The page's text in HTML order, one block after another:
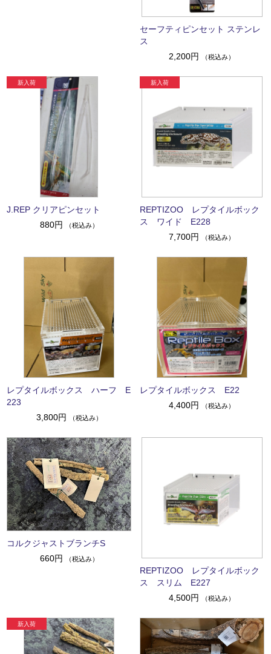
セーフティピンセット ステンレ
ス
2,200円
（税込み）
J.REP クリアピンセット
880円
（税込み）
REPTIZOO レプタイルボック
ス ワイド E228
7,700円
（税込み）
レプタイルボックス ハーフ E
223
3,800円
（税込み）
レプタイルボックス E22
4,400円
（税込み）
コルクジャストブランチS
660円
（税込み）
REPTIZOO レプタイルボック
ス スリム E227
4,500円
（税込み）